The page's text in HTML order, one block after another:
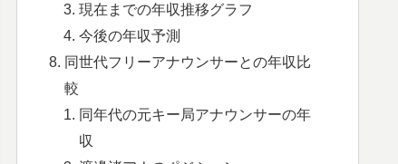
現在までの年収推移グラフ
今後の年収予測
同世代フリーアナウンサーとの年収比
較
同年代の元キー局アナウンサーの年
収